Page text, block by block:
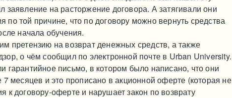
заявление на расторжение договора. А затягивали они
по той причине, что по договору можно вернуть средства
начала обучения.
претензию на возврат денежных средств, а также
о чём сообщил по электронной почте в Urban University.
гарантийное письмо, в котором было написано, что они
7 месяцев и это прописано в акционной оферте (которая не
к договору-оферте и нарушает закон по возврату